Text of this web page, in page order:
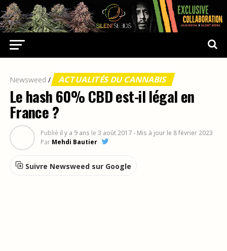
Newsweed / ACTUALITÉS DU CANNABIS
Le hash 60% CBD est-il légal en
France ?
Publié il y a 9 ans le 3 août 2017 - Mis à jour le 8 février 2023
Par Mehdi Bautier
Suivre Newsweed sur Google